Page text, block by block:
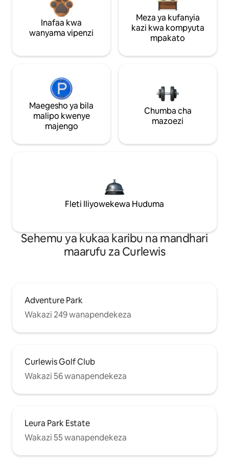
Inafaa kwa
wanyama vipenzi
Meza ya kufanyia
kazi kwa kompyuta
mpakato
Maegesho ya bila
malipo kwenye
majengo
Chumba cha
mazoezi
Fleti Iliyowekewa Huduma
Sehemu ya kukaa karibu na mandhari
maarufu za Curlewis
Adventure Park
Wakazi 249 wanapendekeza
Curlewis Golf Club
Wakazi 56 wanapendekeza
Leura Park Estate
Wakazi 55 wanapendekeza